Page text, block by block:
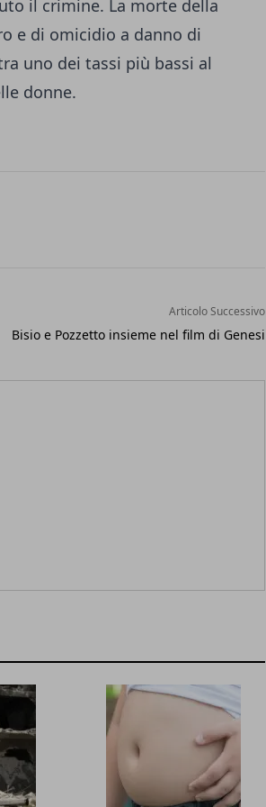
il crimine. La morte della
e di omicidio a danno di
uno dei tassi più bassi al
donne.
Articolo Successivo
Bisio e Pozzetto insieme nel film di Genesi